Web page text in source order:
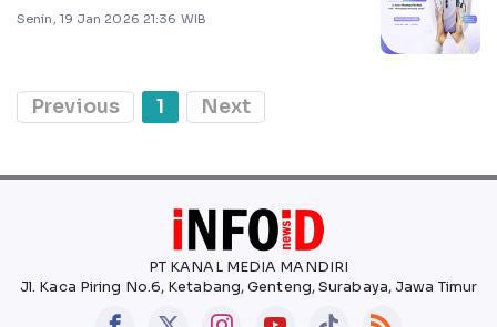
Senin, 19 Jan 2026 21:36 WIB
Previous 1 Next
PT KANAL MEDIA MANDIRI
Jl. Kaca Piring No.6, Ketabang, Genteng, Surabaya, Jawa Timur